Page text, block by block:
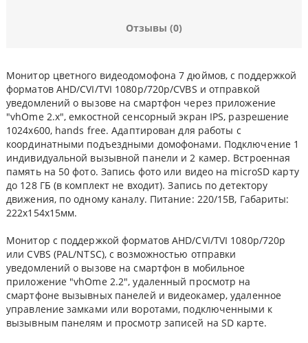
Отзывы (0)
Монитор цветного видеодомофона 7 дюймов, с поддержкой
форматов AHD/CVI/TVI 1080р/720p/CVBS и отправкой
уведомлений о вызове на смартфон через приложение
"vhOme 2.x", емкостной сенсорный экран IPS, разрешение
1024х600, hands free. Адаптирован для работы с
координатными подъездными домофонами. Подключение 1
индивидуальной вызывной панели и 2 камер. Встроенная
память на 50 фото. Запись фото или видео на microSD карту
до 128 ГБ (в комплект не входит). Запись по детектору
движения, по одному каналу. Питание: 220/15В, Габариты:
222х154х15мм.
Монитор с поддержкой форматов AHD/CVI/TVI 1080р/720p
или CVBS (PAL/NTSC), с возможностью отправки
уведомлений о вызове на смартфон в мобильное
приложение "vhOme 2.2", удаленный просмотр на
смартфоне вызывных панелей и видеокамер, удаленное
управление замками или воротами, подключенными к
вызывным панелям и просмотр записей на SD карте.